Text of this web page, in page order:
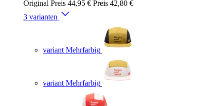
Original Preis 44,95 € Preis 42,80 €
3 varianten
variant Mehrfarbig
variant Mehrfarbig